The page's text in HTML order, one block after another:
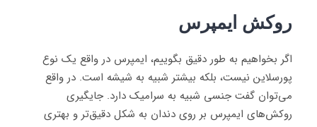
روکش ایمپرس
اگر بخواهیم به طور دقیق بگوییم، ایمپرس در واقع یک نوع
پورسلاین نیست، بلکه بیشتر شبیه به شیشه است. در واقع
می‌توان گفت جنسی شبیه به سرامیک دارد. جایگیری
روکش‌های ایمپرس بر روی دندان به شکل دقیق‌تر و بهتری